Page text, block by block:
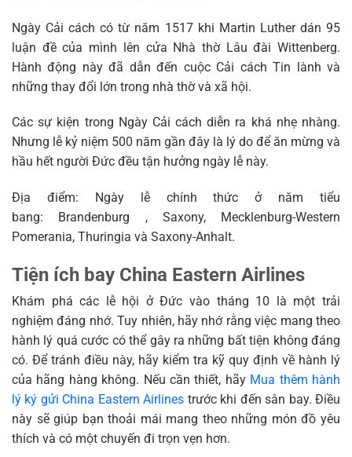
Ngày Cải cách có từ năm 1517 khi Martin Luther dán 95
luận đề của mình lên cửa Nhà thờ Lâu đài Wittenberg.
Hành động này đã dẫn đến cuộc Cải cách Tin lành và
những thay đổi lớn trong nhà thờ và xã hội.
Các sự kiện trong Ngày Cải cách diễn ra khá nhẹ nhàng.
Nhưng lễ kỷ niệm 500 năm gần đây là lý do để ăn mừng và
hầu hết người Đức đều tận hưởng ngày lễ này.
Địa điểm: Ngày lễ chính thức ở năm tiểu
bang: Brandenburg , Saxony, Mecklenburg-Western
Pomerania, Thuringia và Saxony-Anhalt.
Tiện ích bay China Eastern Airlines
Khám phá các lễ hội ở Đức vào tháng 10 là một trải
nghiệm đáng nhớ. Tuy nhiên, hãy nhớ rằng việc mang theo
hành lý quá cước có thể gây ra những bất tiện không đáng
có. Để tránh điều này, hãy kiểm tra kỹ quy định về hành lý
của hãng hàng không. Nếu cần thiết, hãy Mua thêm hành
lý ký gửi China Eastern Airlines trước khi đến sân bay. Điều
này sẽ giúp bạn thoải mái mang theo những món đồ yêu
thích và có một chuyến đi trọn vẹn hơn.